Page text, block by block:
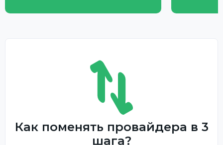
Как поменять провайдера в 3
шага?